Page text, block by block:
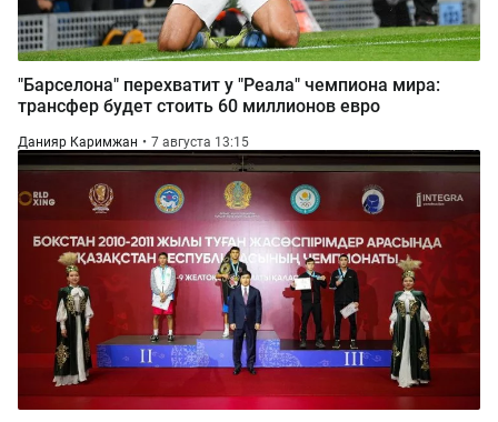
"Барселона" перехватит у "Реала" чемпиона мира:
трансфер будет стоить 60 миллионов евро
Данияр Каримжан 7 августа 13:15